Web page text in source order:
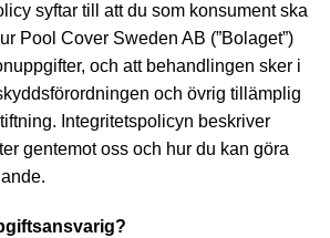
syftar till att du som konsument ska
Pool Cover Sweden AB (”Bolaget”)
och att behandlingen sker i
och övrig tillämplig
Integritetspolicyn beskriver
gentemot oss och hur du kan göra